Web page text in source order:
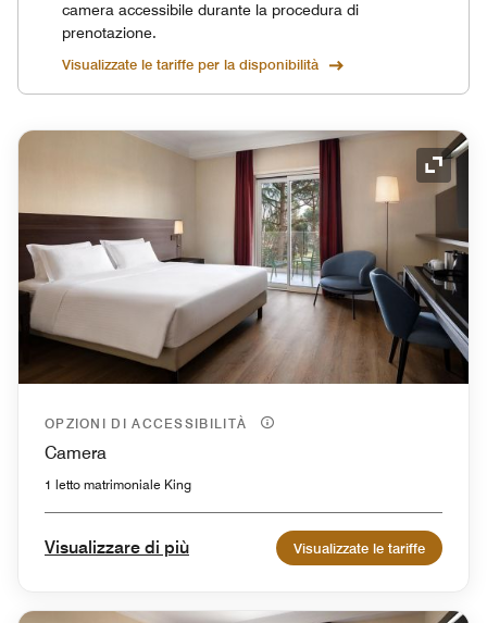
camera accessibile durante la procedura di
prenotazione.
Visualizzate le tariffe per la disponibilità
Icona
OPZIONI DI ACCESSIBILITÀ
Camera
1 letto matrimoniale King
Visualizzare di più Visualizzate le tariffe